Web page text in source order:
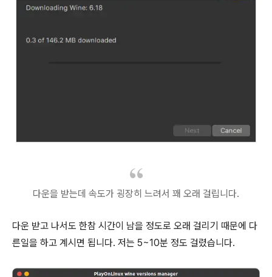
다운을 받는데 속도가 굉장히 느려서 꽤 오래 걸립니다.
다운 받고 나서도 한참 시간이 남을 정도로 오래 걸리기 때문에 다
른일을 하고 계시면 됩니다. 저는 5~10분 정도 걸렸습니다.